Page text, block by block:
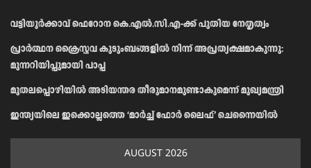
വട്ടിയൂർക്കാവ് ഫെറോന കെ.എൽ.സി.എ-ക്ക് പുതിയ നേതൃത്വം
പ്രാര്‍ത്ഥന ക്രൈസ്തവ കുടുംബങ്ങളില്‍ നിന്ന് അപ്രത്യക്ഷമാകുന്നു:
മുന്നറിയിപ്പുമായി പാപ്പ
മുതലപ്പൊഴിയിൽ അടിയന്തര തീരുമാനമുണ്ടാകുമെന്ന് മുഖ്യമന്ത്രി
ഇന്ത്യയിലെ ഇക്കൊല്ലത്തെ ‘മാർച്ച് ഫോർ ലൈഫ്’ ചെന്നൈയിൽ
AUGUST 2026